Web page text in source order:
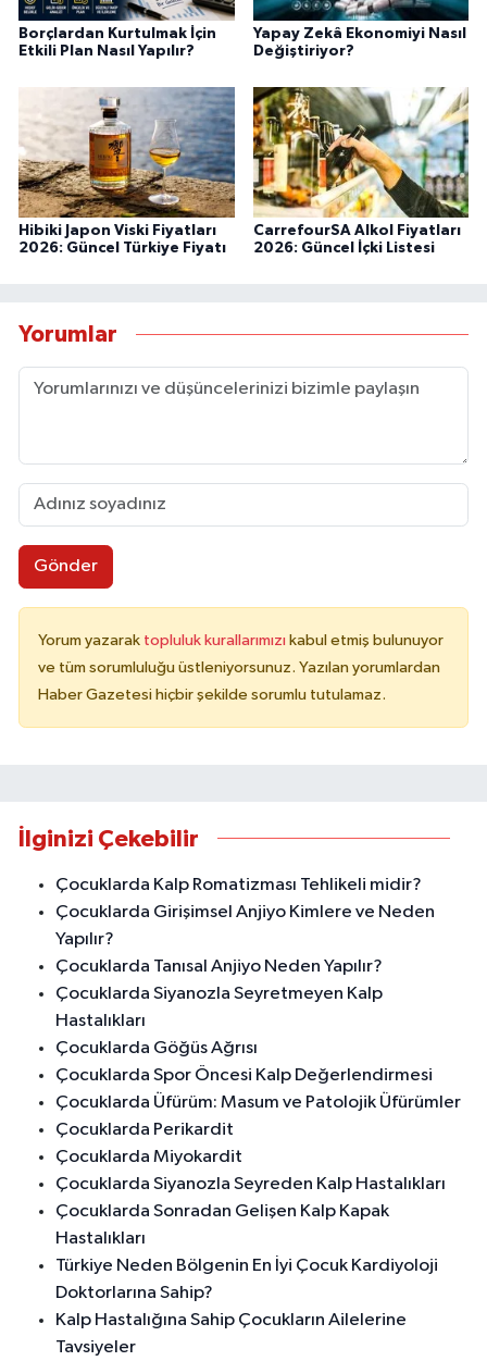
Borçlardan Kurtulmak İçin
Etkili Plan Nasıl Yapılır?
Yapay Zekâ Ekonomiyi Nasıl
Değiştiriyor?
Hibiki Japon Viski Fiyatları
2026: Güncel Türkiye Fiyatı
CarrefourSA Alkol Fiyatları
2026: Güncel İçki Listesi
Yorumlar
Gönder
Yorum yazarak topluluk kurallarımızı kabul etmiş bulunuyor
ve tüm sorumluluğu üstleniyorsunuz. Yazılan yorumlardan
Haber Gazetesi hiçbir şekilde sorumlu tutulamaz.
İlginizi Çekebilir
Çocuklarda Kalp Romatizması Tehlikeli midir?
Çocuklarda Girişimsel Anjiyo Kimlere ve Neden
Yapılır?
Çocuklarda Tanısal Anjiyo Neden Yapılır?
Çocuklarda Siyanozla Seyretmeyen Kalp
Hastalıkları
Çocuklarda Göğüs Ağrısı
Çocuklarda Spor Öncesi Kalp Değerlendirmesi
Çocuklarda Üfürüm: Masum ve Patolojik Üfürümler
Çocuklarda Perikardit
Çocuklarda Miyokardit
Çocuklarda Siyanozla Seyreden Kalp Hastalıkları
Çocuklarda Sonradan Gelişen Kalp Kapak
Hastalıkları
Türkiye Neden Bölgenin En İyi Çocuk Kardiyoloji
Doktorlarına Sahip?
Kalp Hastalığına Sahip Çocukların Ailelerine
Tavsiyeler